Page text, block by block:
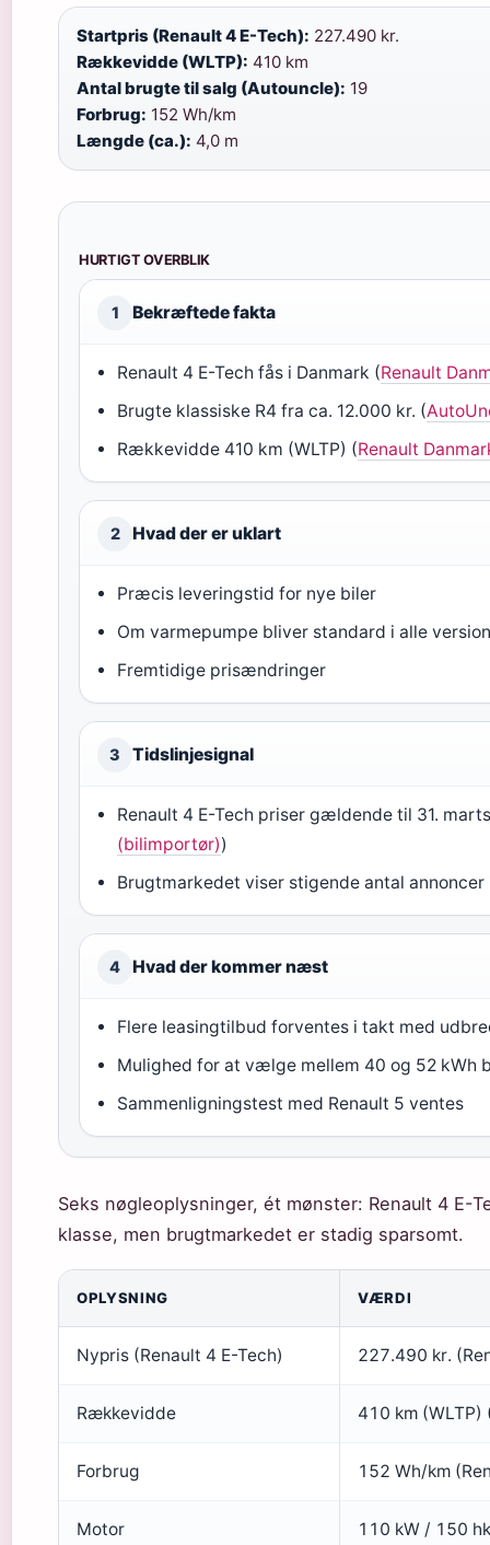
Startpris (Renault 4 E-Tech): 227.490 kr.
Rækkevidde (WLTP): 410 km
Antal brugte til salg (Autouncle): 19
Forbrug: 152 Wh/km
Længde (ca.): 4,0 m
HURTIGT OVERBLIK
1 Bekræftede fakta
Renault 4 E-Tech fås i Danmark (Renault
Brugte klassiske R4 fra ca. 12.000 kr. (
Rækkevidde 410 km (WLTP) (Renault
2 Hvad der er uklart
Præcis leveringstid for nye biler
Om varmepumpe bliver standard i alle
Fremtidige prisændringer
3 Tidslinjesignal
Renault 4 E-Tech priser gældende til 31.
(bilimportør))
Brugtmarkedet viser stigende antal annoncer
4 Hvad der kommer næst
Flere leasingtilbud forventes i takt med
Mulighed for at vælge mellem 40 og 52 kWh
Sammenligningstest med Renault 5 ventes
Seks nøgleoplysninger, ét mønster: Renault 4 E-
klasse, men brugtmarkedet er stadig sparsomt.
OPLYSNING VÆRDI
Nypris (Renault 4 E-Tech) 227.490 kr.
Rækkevidde 410 km
Forbrug 152 Wh/km
Motor 110 kW / 150